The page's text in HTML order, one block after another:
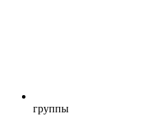
группы